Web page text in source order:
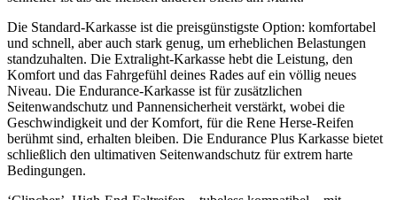
Die Standard-Karkasse ist die preisgünstigste Option: komfortabel
und schnell, aber auch stark genug, um erheblichen Belastungen
standzuhalten. Die Extralight-Karkasse hebt die Leistung, den
Komfort und das Fahrgefühl deines Rades auf ein völlig neues
Niveau. Die Endurance-Karkasse ist für zusätzlichen
Seitenwandschutz und Pannensicherheit verstärkt, wobei die
Geschwindigkeit und der Komfort, für die Rene Herse-Reifen
berühmt sind, erhalten bleiben. Die Endurance Plus Karkasse bietet
schließlich den ultimativen Seitenwandschutz für extrem harte
Bedingungen.